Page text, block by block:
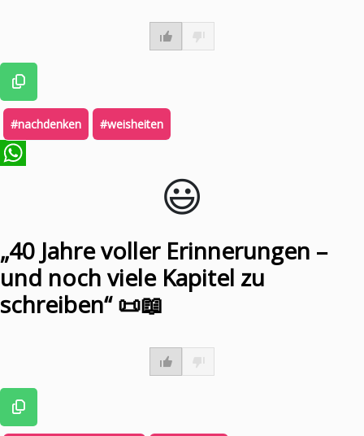
#nachdenken #weisheiten
😃️
„40 Jahre voller Erinnerungen –
und noch viele Kapitel zu
schreiben“ 📜📖